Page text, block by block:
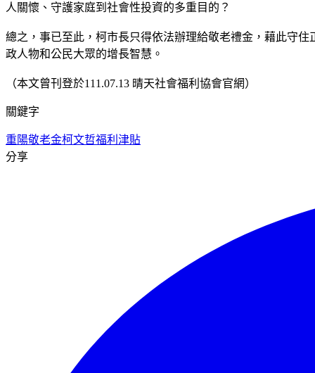
人關懷、守護家庭到社會性投資的多重目的？
總之，事已至此，柯市長只得依法辦理給敬老禮金，藉此守
政人物和公民大眾的增長智慧。
（本文曾刊登於111.07.13 晴天社會福利協會官網）
關鍵字
重陽敬老金柯文哲福利津貼
分享